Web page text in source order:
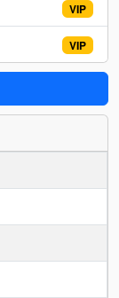
VIP
VIP